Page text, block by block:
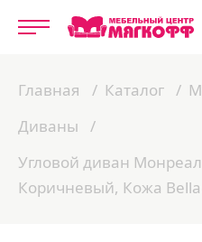
Главная Каталог
Диваны
Угловой диван
Коричневый, Кожа